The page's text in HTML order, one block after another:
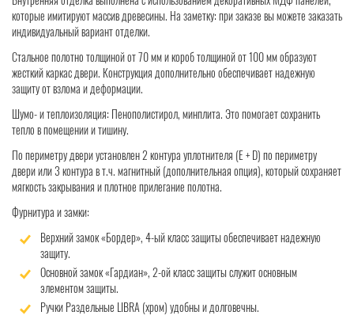
которые имитируют массив древесины. На заметку: при заказе вы можете заказать
индивидуальный вариант отделки.
Стальное полотно толщиной от 70 мм и короб толщиной от 100 мм образуют
жесткий каркас двери. Конструкция дополнительно обеспечивает надежную
защиту от взлома и деформации.
Шумо- и теплоизоляция: Пенополистирол, минплита. Это помогает сохранить
тепло в помещении и тишину.
По периметру двери установлен 2 контура уплотнителя (Е + D) по периметру
двери или 3 контура в т.ч. магнитный (дополнительная опция), который сохраняет
мягкость закрывания и плотное прилегание полотна.
Фурнитура и замки:
Верхний замок «Бордер», 4-ый класс защиты обеспечивает надежную
защиту.
Основной замок «Гардиан», 2-ой класс защиты служит основным
элементом защиты.
Ручки Раздельные LIBRA (хром) удобны и долговечны.